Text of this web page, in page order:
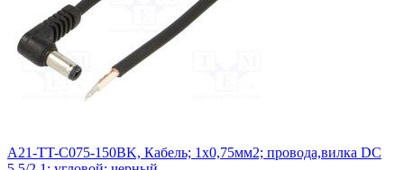
A21-TT-C075-150BK, Кабель; 1x0,75мм2; провода,вилка DC